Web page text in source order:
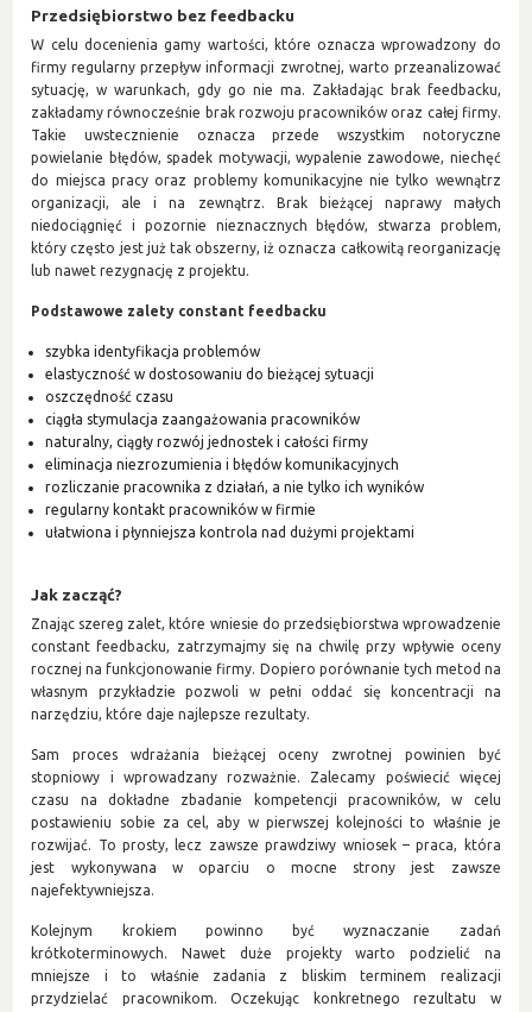
Przedsiębiorstwo bez feedbacku
W celu docenienia gamy wartości, które oznacza wprowadzony do
firmy regularny przepływ informacji zwrotnej, warto przeanalizować
sytuację, w warunkach, gdy go nie ma. Zakładając brak feedbacku,
zakładamy równocześnie brak rozwoju pracowników oraz całej firmy.
Takie uwstecznienie oznacza przede wszystkim notoryczne
powielanie błędów, spadek motywacji, wypalenie zawodowe, niechęć
do miejsca pracy oraz problemy komunikacyjne nie tylko wewnątrz
organizacji, ale i na zewnątrz. Brak bieżącej naprawy małych
niedociągnięć i pozornie nieznacznych błędów, stwarza problem,
który często jest już tak obszerny, iż oznacza całkowitą reorganizację
lub nawet rezygnację z projektu.
Podstawowe zalety constant feedbacku
szybka identyfikacja problemów
elastyczność w dostosowaniu do bieżącej sytuacji
oszczędność czasu
ciągła stymulacja zaangażowania pracowników
naturalny, ciągły rozwój jednostek i całości firmy
eliminacja niezrozumienia i błędów komunikacyjnych
rozliczanie pracownika z działań, a nie tylko ich wyników
regularny kontakt pracowników w firmie
ułatwiona i płynniejsza kontrola nad dużymi projektami
Jak zacząć?
Znając szereg zalet, które wniesie do przedsiębiorstwa wprowadzenie
constant feedbacku, zatrzymajmy się na chwilę przy wpływie oceny
rocznej na funkcjonowanie firmy. Dopiero porównanie tych metod na
własnym przykładzie pozwoli w pełni oddać się koncentracji na
narzędziu, które daje najlepsze rezultaty.
Sam proces wdrażania bieżącej oceny zwrotnej powinien być
stopniowy i wprowadzany rozważnie. Zalecamy poświecić więcej
czasu na dokładne zbadanie kompetencji pracowników, w celu
postawieniu sobie za cel, aby w pierwszej kolejności to właśnie je
rozwijać. To prosty, lecz zawsze prawdziwy wniosek – praca, która
jest wykonywana w oparciu o mocne strony jest zawsze
najefektywniejsza.
Kolejnym krokiem powinno być wyznaczanie zadań
krótkoterminowych. Nawet duże projekty warto podzielić na
mniejsze i to właśnie zadania z bliskim terminem realizacji
przydzielać pracownikom. Oczekując konkretnego rezultatu w